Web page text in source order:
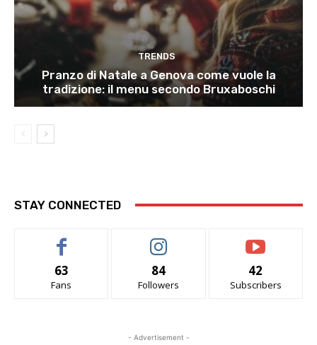
TRENDS
Pranzo di Natale a Genova come vuole la
tradizione: il menu secondo Bruxaboschi
STAY CONNECTED
63
Fans
84
Followers
42
Subscribers
- Advertisement -